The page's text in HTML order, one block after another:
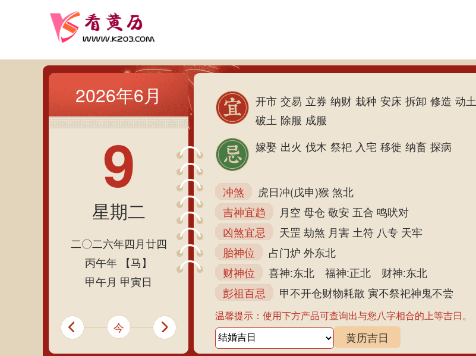
2026年6月
9
星期二
二〇二六年四月廿四
丙午年 【马】
甲午月 甲寅日
今
开市 交易 立券 纳财 栽种 安床 拆卸 修造 动土
破土 除服 成服
嫁娶 出火 伐木 祭祀 入宅 移徙 纳畜 探病
冲煞
虎日冲(戊申)猴 煞北
吉神宜趋
月空 母仓 敬安 五合 鸣吠对
凶煞宜忌
天罡 劫煞 月害 土符 八专 天牢
胎神位
占门炉 外东北
财神位
喜神:东北 福神:正北 财神:东北
彭祖百忌
甲不开仓财物耗散 寅不祭祀神鬼不尝
温馨提示：使用下方产品可查询出与您八字相合的上等吉日。
黄历吉日